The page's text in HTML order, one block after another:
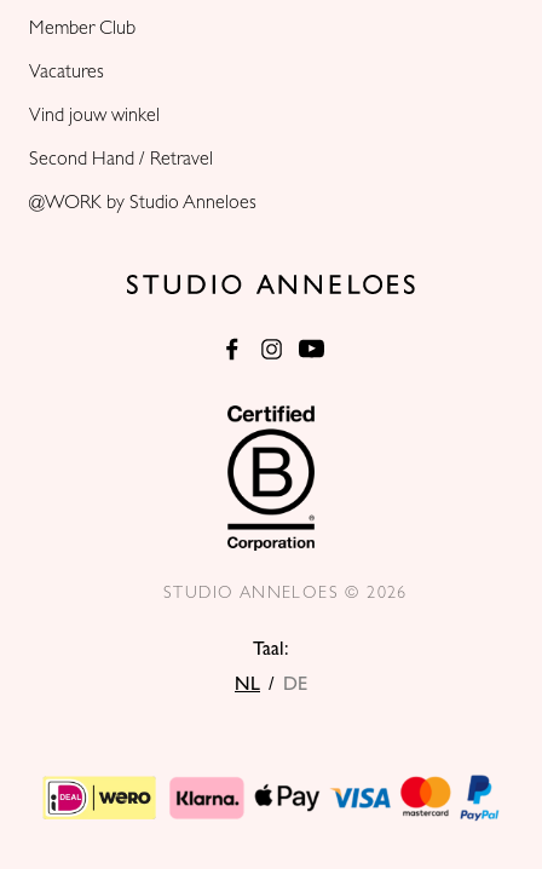
Member Club
Vacatures
Vind jouw winkel
Second Hand / Retravel
@WORK by Studio Anneloes
Taal:
NL / DE
STUDIO ANNELOES © 2026